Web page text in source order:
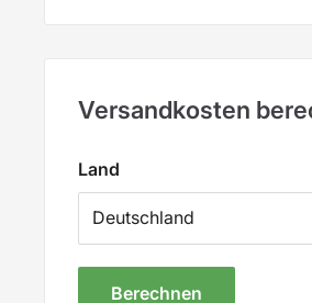
Versandkosten
Land
Berechnen